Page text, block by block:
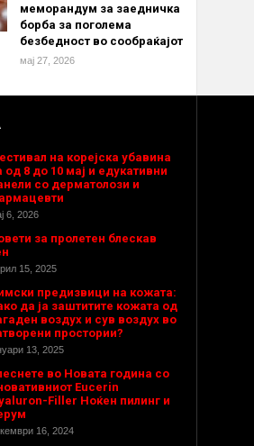
меморандум за заедничка
борба за поголема
безбедност во сообраќајот
мај 27, 2026
на корејска убавина
од 8 до 10 мај и едукативни
со дерматолози и
6, 2026
за пролетен блескав
15, 2025
предизвици на кожата:
да ја заштитите кожата од
воздух и сув воздух во
простории?
13, 2025
во Новата година со
Eucerin
Filler Ноќен пилинг и
16, 2024